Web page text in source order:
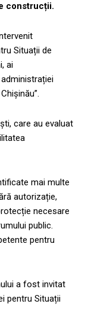
construcții.
Situații de
ai
care au evaluat
mai multe
autorizație,
necesare
public.
pentru
a fost invitat
pentru Situații